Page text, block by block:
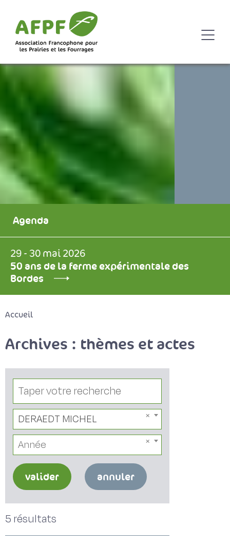
Agenda
29 - 30 mai 2026
50 ans de la ferme expérimentale des
Bordes
Accueil
Archives : thèmes et actes
DERAEDT MICHEL
Année
valider annuler
5 résultats